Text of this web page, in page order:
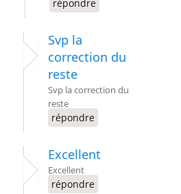
répondre
Svp la
correction du
reste
Svp la correction du
reste
répondre
Excellent
Excellent
répondre